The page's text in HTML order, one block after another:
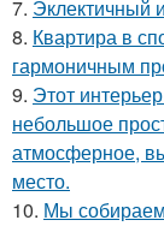
7. Эклектичный
8. Квартира в
гармоничным
9. Этот
небольшое
атмосферное,
место.
10. Мы